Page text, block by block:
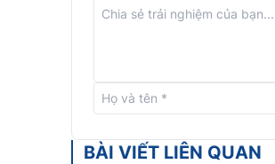
BÀI VIẾT LIÊN QUAN